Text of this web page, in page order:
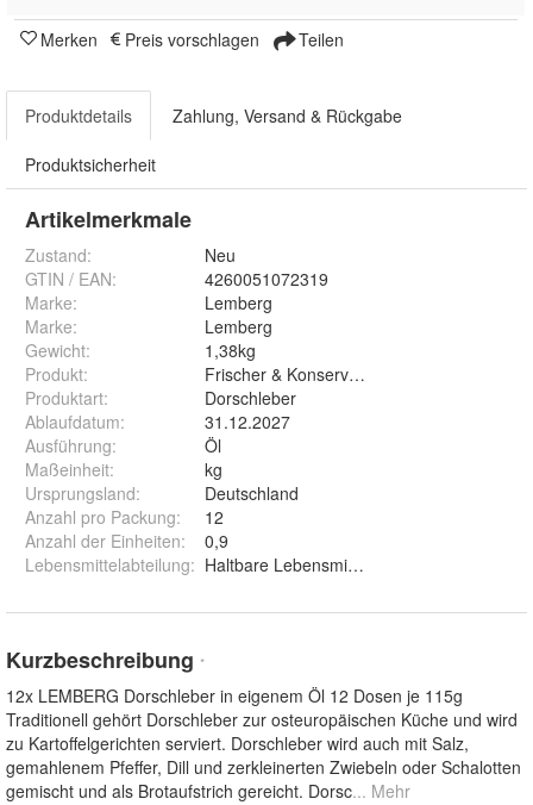
Merken Preis vorschlagen Teilen
Produktdetails Zahlung, Versand & Rückgabe
Produktsicherheit
Artikelmerkmale
Zustand:
Neu
GTIN / EAN:
4260051072319
Marke:
Lemberg
Marke:
Lemberg
Gewicht:
1,38kg
Produkt:
Frischer & Konservenfisch & -
Produktart:
Dorschleber
Ablaufdatum:
31.12.2027
Ausführung:
Öl
Maßeinheit:
kg
Ursprungsland:
Deutschland
Anzahl pro Packung:
12
Anzahl der Einheiten:
0,9
Lebensmittelabteilung: Haltbare Lebensmittel
Kurzbeschreibung *
12x LEMBERG Dorschleber in eigenem Öl 12 Dosen je 115g
Traditionell gehört Dorschleber zur osteuropäischen Küche und wird
zu Kartoffelgerichten serviert. Dorschleber wird auch mit Salz,
gemahlenem Pfeffer, Dill und zerkleinerten Zwiebeln oder Schalotten
gemischt und als Brotaufstrich gereicht. Dorsc... Mehr